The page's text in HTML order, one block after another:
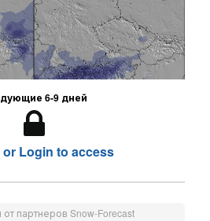
6-9 дней
Login to access
партнеров Snow-Forecast